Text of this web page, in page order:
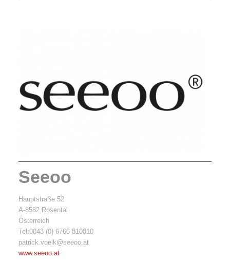
Seeoo
Hauptstraße 52
A-8582 Rosental
Österreich
Tel:0043 (0) 6766 810810
patrick.voelk@seeoo.at
www.seeoo.at